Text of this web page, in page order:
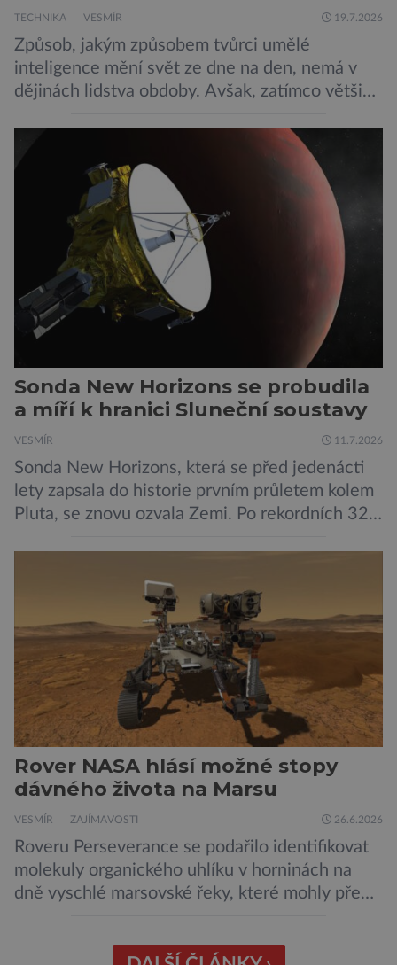
TECHNIKA VESMÍR 19.7.2026
Způsob, jakým způsobem tvůrci umělé
inteligence mění svět ze dne na den, nemá v
dějinách lidstva obdoby. Avšak, zatímco většina
generování obrázků nebo automatizaci práce,
bezpečnostní experti upozorňují na mnohem
méně nápadné riziko. Podle některých
odborníků by už během příštích dvou let mohly
pokročilé systémy AI výrazně usnadnit
kybernetické útoky […]
Sonda New Horizons se probudila
a míří k hranici Sluneční soustavy
VESMÍR 11.7.2026
Sonda New Horizons, která se před jedenácti
lety zapsala do historie prvním průletem kolem
Pluta, se znovu ozvala Zemi. Po rekordních 321
podle NASA je ve výtečném stavu. Nyní ji čeká
další etapa její mise, jejíž ambicí je přinést
dosud nejpodrobnější […]
Rover NASA hlásí možné stopy
dávného života na Marsu
VESMÍR ZAJÍMAVOSTI 26.6.2026
Roveru Perseverance se podařilo identifikovat
molekuly organického uhlíku v horninách na
dně vyschlé marsovské řeky, které mohly před